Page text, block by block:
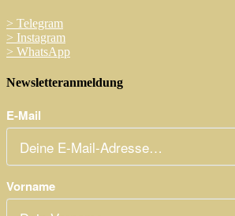
> Telegram
> Instagram
> WhatsApp
Newsletteranmeldung